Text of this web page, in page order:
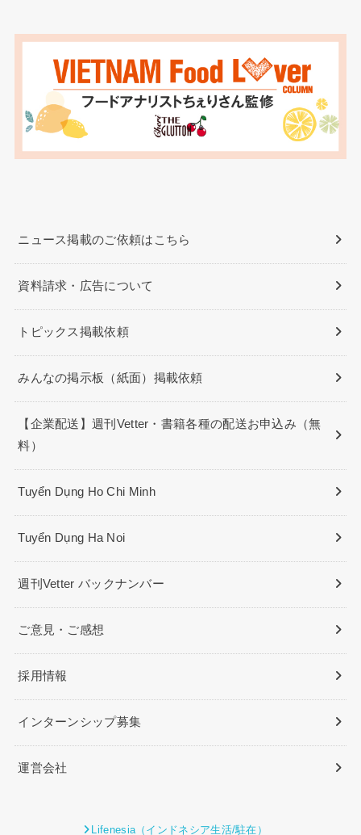
ニュース掲載のご依頼はこちら
資料請求・広告について
トピックス掲載依頼
みんなの掲示板（紙面）掲載依頼
【企業配送】週刊Vetter・書籍各種の配送お申込み（無
料）
Tuyển Dụng Ho Chi Minh
Tuyển Dụng Ha Noi
週刊Vetter バックナンバー
ご意見・ご感想
採用情報
インターンシップ募集
運営会社
Lifenesia（インドネシア生活/駐在）